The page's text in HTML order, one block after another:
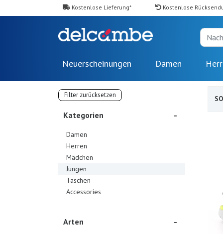
Kostenlose Lieferung* Kostenlose
Neuerscheinungen Damen
Filter zurücksetzen
Kategorien
Damen
Herren
Mädchen
Jungen
Taschen
Accessories
Arten